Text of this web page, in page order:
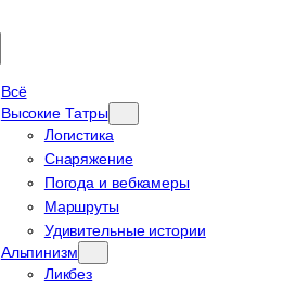
Всё
Высокие Татры
Логистика
Снаряжение
Погода и вебкамеры
Маршруты
Удивительные истории
Альпинизм
Ликбез